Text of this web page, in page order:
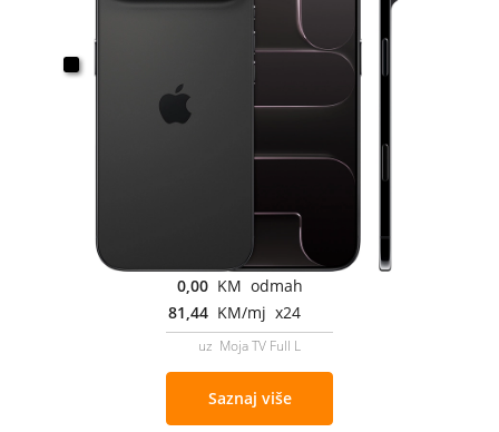
0,00 KM odmah
81,44 KM/mj x24
uz Moja TV Full L
Saznaj više